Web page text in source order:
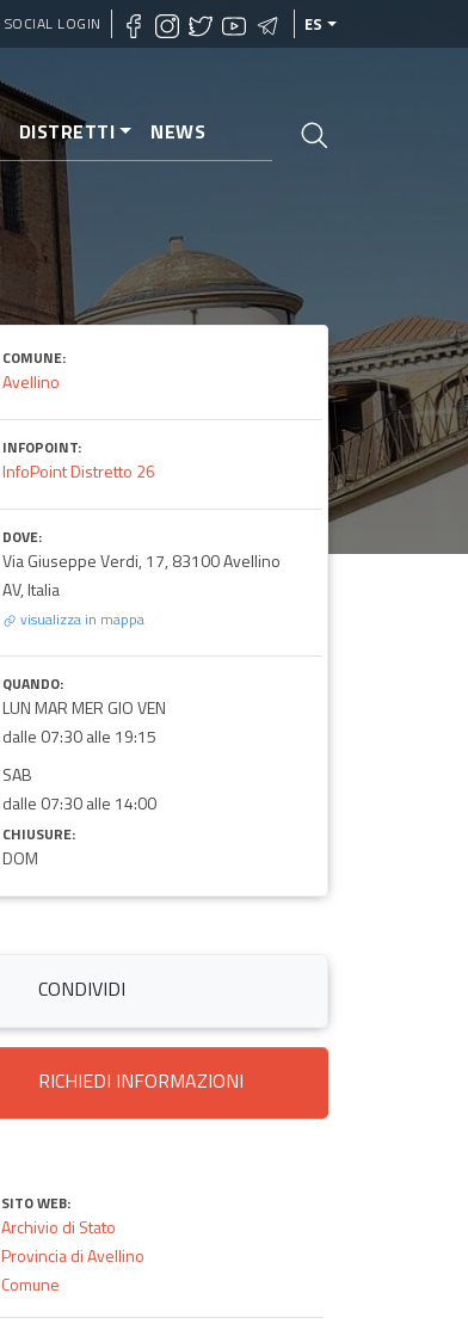
SOCIAL LOGIN ES
DISTRETTI NEWS
COMUNE:
Avellino
INFOPOINT:
InfoPoint Distretto 26
DOVE:
Via Giuseppe Verdi, 17, 83100 Avellino
AV, Italia
visualizza in mappa
QUANDO:
LUN MAR MER GIO VEN
dalle 07:30 alle 19:15
SAB
dalle 07:30 alle 14:00
CHIUSURE:
DOM
CONDIVIDI
RICHIEDI INFORMAZIONI
SITO WEB:
Archivio di Stato
Provincia di Avellino
Comune